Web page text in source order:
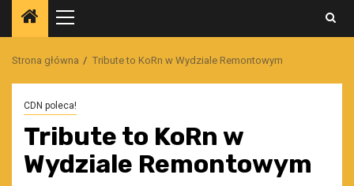
Menu
główne
Strona główna Tribute to KoRn w Wydziale Remontowym
CDN poleca!
Tribute to KoRn w
Wydziale Remontowym